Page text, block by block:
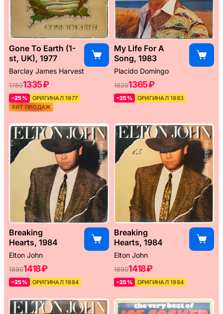
Gone To Earth (1-
st, UK), 1977
Barclay James Harvest
17801335 ₽
–25%
ОРИГИНАЛ 1977
ХИТ ПРОДАЖ
My Life For A
Song, 1983
Placido Domingo
18201365 ₽
–25% ОРИГИНАЛ 1983
Breaking
Hearts, 1984
Elton John
18901418 ₽
–25% ОРИГИНАЛ 1984
Breaking
Hearts, 1984
Elton John
18901418 ₽
–25% ОРИГИНАЛ 1984